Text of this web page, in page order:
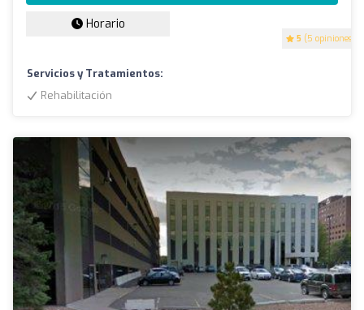
5 (5 opiniones)
Horario
Servicios y Tratamientos:
Rehabilitación